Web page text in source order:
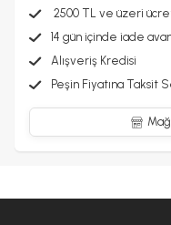
2500 TL ve üzeri
14 gün içinde iade
Alışveriş Kredisi
Peşin Fiyatına Taksit